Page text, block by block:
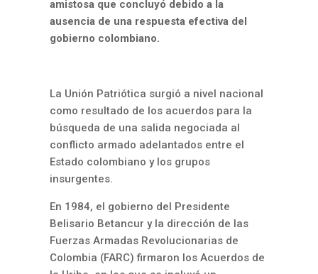
amistosa que concluyó debido a la
ausencia de una respuesta efectiva del
gobierno colombiano.
La Unión Patriótica surgió a nivel nacional
como resultado de los acuerdos para la
búsqueda de una salida negociada al
conflicto armado adelantados entre el
Estado colombiano y los grupos
insurgentes.
En 1984, el gobierno del Presidente
Belisario Betancur y la dirección de las
Fuerzas Armadas Revolucionarias de
Colombia (FARC) firmaron los Acuerdos de